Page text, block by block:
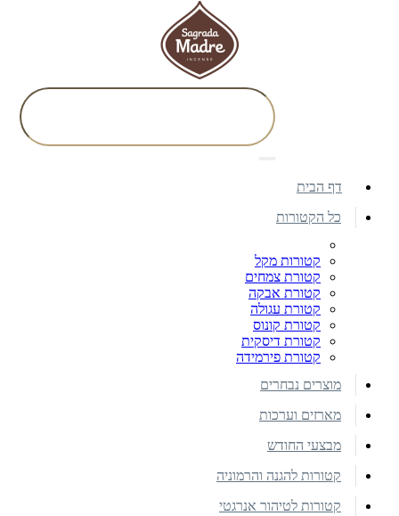
דף הבית
כל הקטורות
קטורות מקל
קטורת צמחים
קטורת אבקה
קטורת עגולה
קטורת קונוס
קטורת דיסקית
קטורת פירמידה
מוצרים נבחרים
מארזים וערכות
מבצעי החודש
קטורות להגנה והרמוניה
קטורות לטיהור אנרגטי